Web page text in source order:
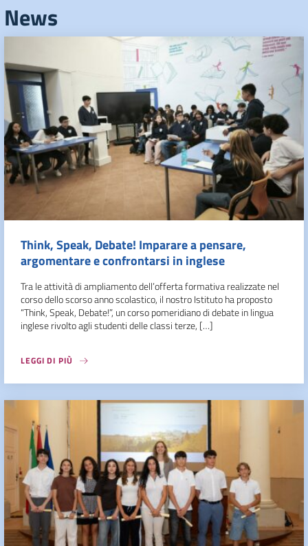
News
Think, Speak, Debate! Imparare a pensare,
argomentare e confrontarsi in inglese
Tra le attività di ampliamento dell’offerta formativa realizzate nel
corso dello scorso anno scolastico, il nostro Istituto ha proposto
“Think, Speak, Debate!”, un corso pomeridiano di debate in lingua
inglese rivolto agli studenti delle classi terze, […]
LEGGI DI PIÙ